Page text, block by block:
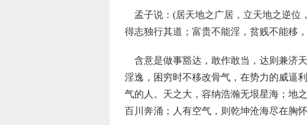
孟子说：(居天地之广居，立天地之逆位
得志独行其道；富贵不能淫，贫贱不能移
含意是做事豁达，敢作敢当，达则兼济
淫逸，困穷时不移改骨气，在势力的威逼
气的人。天之大，容纳浩瀚无垠星海；地
百川奔涌；人有空气，则乾坤沧海尽在胸怀